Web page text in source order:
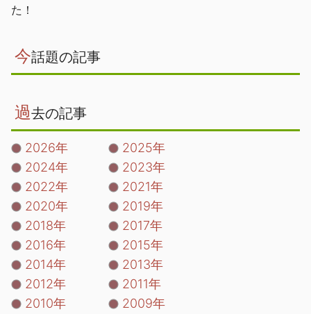
た！
今話題の記事
過去の記事
2026年
2025年
2024年
2023年
2022年
2021年
2020年
2019年
2018年
2017年
2016年
2015年
2014年
2013年
2012年
2011年
2010年
2009年